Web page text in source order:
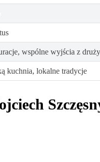
wspólne wyjścia z
kuchnia, lokalne tradycje